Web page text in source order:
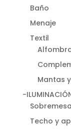
Baño
Menaje
Textil
Mantas
-
Techo y